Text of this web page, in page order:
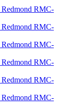
Redmond RMC-
Redmond RMC-
Redmond RMC-
Redmond RMC-
Redmond RMC-
Redmond RMC-